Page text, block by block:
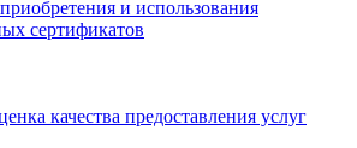
и использования
сертификатов
качества предоставления услуг